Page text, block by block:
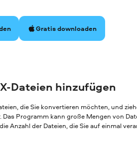
Gratis downloaden
Dateien hinzufügen
die Sie konvertieren möchten, und
Programm kann große Mengen von
Anzahl der Dateien, die Sie auf einmal